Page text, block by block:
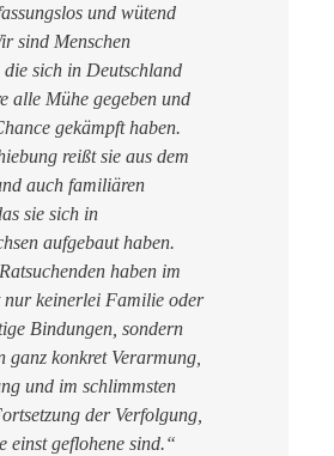
und wütend
sind Menschen
die sich in Deutschland
alle Mühe gegeben und
gekämpft haben.
reißt sie aus dem
auch familiären
sie sich in
aufgebaut haben.
haben im
nur keinerlei Familie oder
Bindungen, sondern
ganz konkret Verarmung,
und im schlimmsten
der Verfolgung,
einst geflohene sind.“